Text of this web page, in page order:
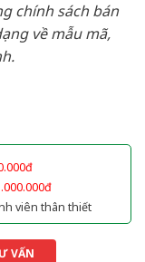
chính sách bán
về mẫu mã,
viên thân thiết
VẤN